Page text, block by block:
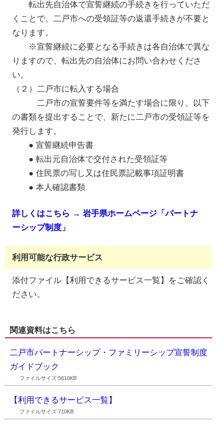
転出先自治体で宣誓継続の手続きを行っていただ
くことで、二戸市への受領証等の返還手続きが不要と
なります。
※宣誓継続に必要となる手続きは各自治体で異な
りますので、転出先の自治体にお問い合わせくださ
い。
（２）二戸市に転入する場合
二戸市の宣誓要件等を満たす場合に限り、以下
の書類を提出することで、新たに二戸市の受領証等を
発行します。
● 宣誓継続申告書
● 転出元自治体で交付された受領証等
● 住民票の写し又は住民票記載事項証明書
● 本人確認書類
詳しくはこちら → 岩手県ホームページ「パートナ
ーシップ制度」
利用可能な行政サービス
添付ファイル【利用できるサービス一覧】をご確認く
ださい。
関連資料はこちら
二戸市パートナーシップ・ファミリーシップ宣誓制度
ガイドブック
ファイルサイズ:5616KB
【利用できるサービス一覧】
ファイルサイズ:710KB